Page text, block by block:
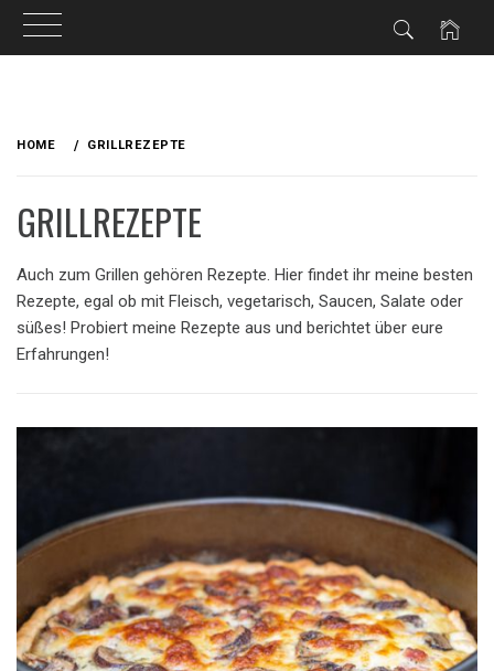
HOME GRILLREZEPTE
GRILLREZEPTE
Auch zum Grillen gehören Rezepte. Hier findet ihr meine besten
Rezepte, egal ob mit Fleisch, vegetarisch, Saucen, Salate oder
süßes! Probiert meine Rezepte aus und berichtet über eure
Erfahrungen!